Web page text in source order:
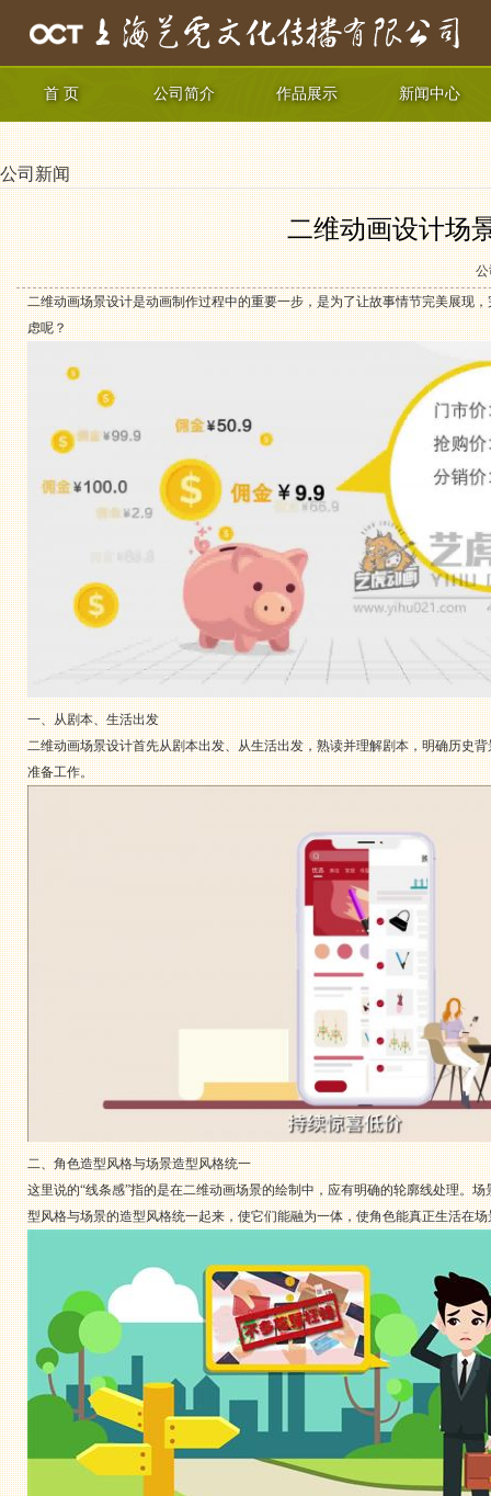
首 页 公司简介 作品展示 新闻中心
公司新闻
二维动画设计场
公
二维动画场景设计是动画制作过程中的重要一步，是为了让故事情节完美展现
虑呢？
一、从剧本、生活出发
二维动画场景设计首先从剧本出发、从生活出发，熟读并理解剧本，明确历史
准备工作。
二、角色造型风格与场景造型风格统一
这里说的“线条感”指的是在二维动画场景的绘制中，应有明确的轮廓线处理。
型风格与场景的造型风格统一起来，使它们能融为一体，使角色能真正生活在